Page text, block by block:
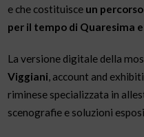
e che costituisce un
per il tempo di Quaresima e
La versione digitale della
Viggiani, account and
riminese specializzata in
scenografie e soluzioni